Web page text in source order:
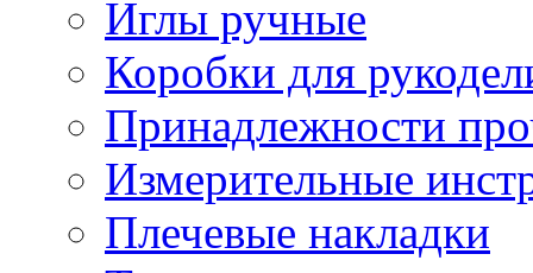
Иглы ручные
Коробки для
Принадлежности
Измерительные
Плечевые накладки